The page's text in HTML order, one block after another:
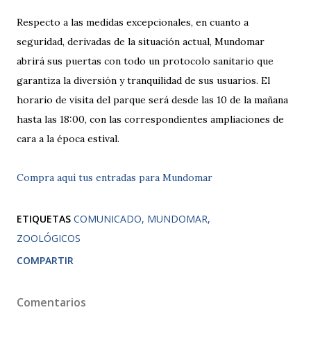
Respecto a las medidas excepcionales, en cuanto a
seguridad, derivadas de la situación actual, Mundomar
abrirá sus puertas con todo un protocolo sanitario que
garantiza la diversión y tranquilidad de sus usuarios. El
horario de visita del parque será desde las 10 de la mañana
hasta las 18:00, con las correspondientes ampliaciones de
cara a la época estival.
Compra aquí tus entradas para Mundomar
ETIQUETAS COMUNICADO MUNDOMAR
ZOOLÓGICOS
COMPARTIR
Comentarios